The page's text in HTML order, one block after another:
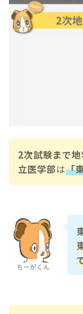
2次試験まで
立医学部は「
ちーがくん